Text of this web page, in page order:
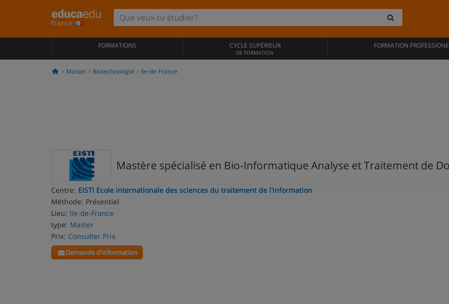
france
FORMATIONS CYCLE SUPÉRIEUR
DE FORMATION
FORMATION
Master Biotechnologie Ile-de-France
Mastère spécialisé en Bio-Informatique Analyse et Traitement de
Centre: EISTI Ecole internationale des sciences du traitement de l'information
Méthode: Présentiel
Lieu: Ile-de-France
type: Master
Prix: Consulter Prix
Demande d'information